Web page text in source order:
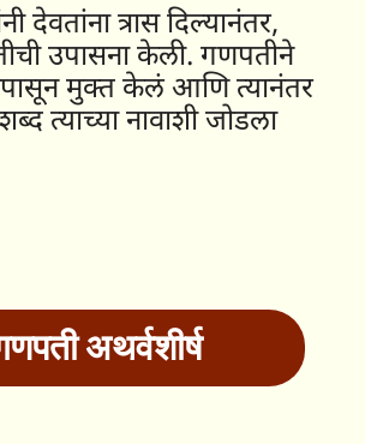
देवतांना त्रास दिल्यानंतर,
उपासना केली. गणपतीने
मुक्त केलं आणि त्यानंतर
त्याच्या नावाशी जोडला
अथर्वशीर्ष